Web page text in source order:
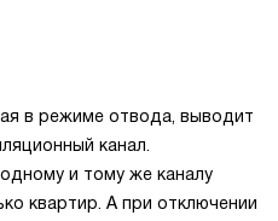
смотрится на моей
любимые блюда без
в режиме отвода, выводит
канал.
и тому же каналу
квартир. А при отключении